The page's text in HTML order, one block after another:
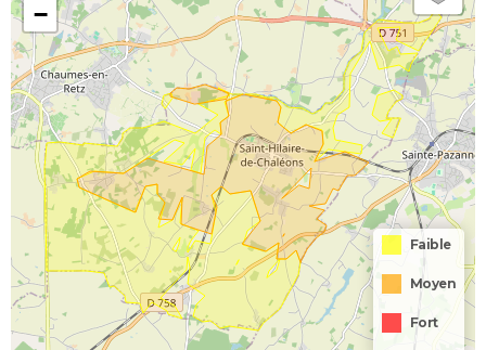
−
Faible
Moyen
Fort